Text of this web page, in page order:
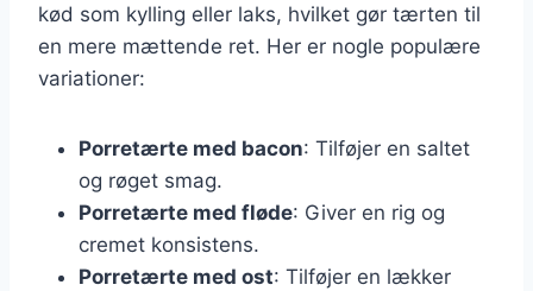
kød som kylling eller laks, hvilket gør tærten til
en mere mættende ret. Her er nogle populære
variationer:
Porretærte med bacon: Tilføjer en saltet
og røget smag.
Porretærte med fløde: Giver en rig og
cremet konsistens.
Porretærte med ost: Tilføjer en lækker